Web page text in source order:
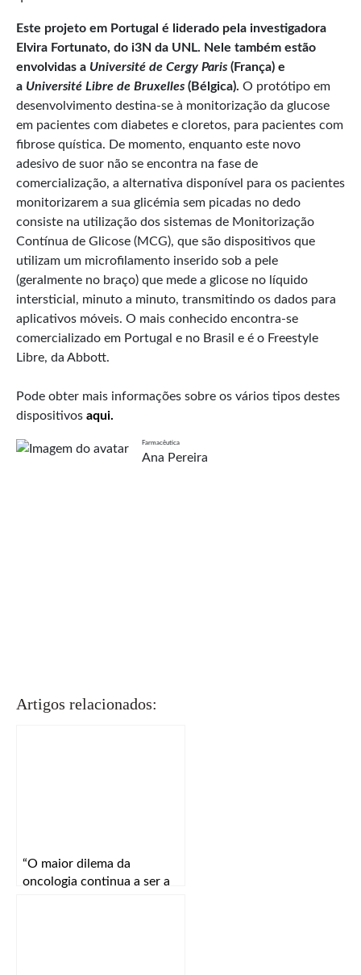
Este projeto em Portugal é liderado pela investigadora
Elvira Fortunato, do i3N da UNL. Nele também estão
envolvidas a Université de Cergy Paris (França) e
a Université Libre de Bruxelles (Bélgica). O protótipo em
desenvolvimento destina-se à monitorização da glucose
em pacientes com diabetes e cloretos, para pacientes com
fibrose quística. De momento, enquanto este novo
adesivo de suor não se encontra na fase de
comercialização, a alternativa disponível para os pacientes
monitorizarem a sua glicémia sem picadas no dedo
consiste na utilização dos sistemas de Monitorização
Contínua de Glicose (MCG), que são dispositivos que
utilizam um microfilamento inserido sob a pele
(geralmente no braço) que mede a glicose no líquido
intersticial, minuto a minuto, transmitindo os dados para
aplicativos móveis. O mais conhecido encontra-se
comercializado em Portugal e no Brasil e é o Freestyle
Libre, da Abbott.
Pode obter mais informações sobre os vários tipos destes
dispositivos aqui.
Farmacêutica
Ana Pereira
Artigos relacionados:
“O maior dilema da
oncologia continua a ser a